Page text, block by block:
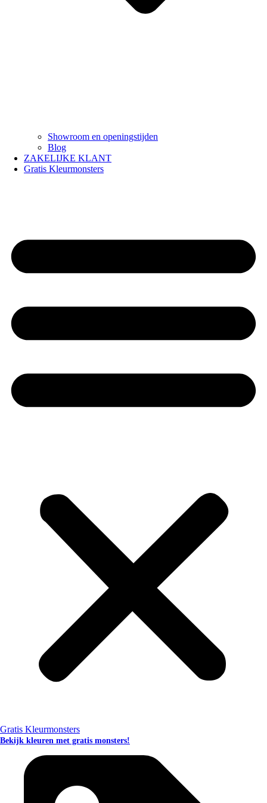
Showroom en openingstijden
Blog
ZAKELIJKE KLANT
Gratis Kleurmonsters
Gratis Kleurmonsters
Bekijk kleuren met gratis monsters!